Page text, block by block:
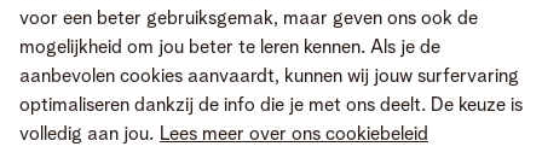
voor een beter gebruiksgemak, maar geven ons ook de
mogelijkheid om jou beter te leren kennen. Als je de
aanbevolen cookies aanvaardt, kunnen wij jouw surfervaring
optimaliseren dankzij de info die je met ons deelt. De keuze is
volledig aan jou. Lees meer over ons cookiebeleid